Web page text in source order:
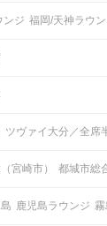
ンジ 福岡/天神ラウ
ツヴァイ大分／全席
宮崎市） 都城市総
鹿児島ラウンジ 霧